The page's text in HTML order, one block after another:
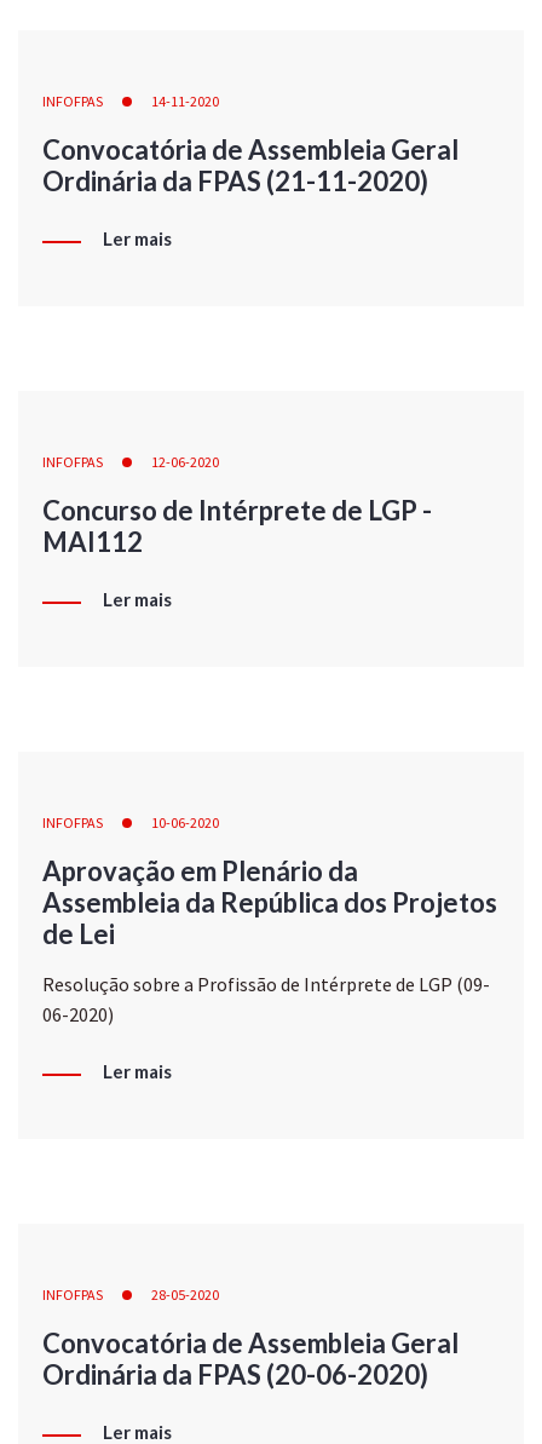
INFOFPAS 14-11-2020
Convocatória de Assembleia Geral
Ordinária da FPAS (21-11-2020)
Ler mais
INFOFPAS 12-06-2020
Concurso de Intérprete de LGP -
MAI112
Ler mais
INFOFPAS 10-06-2020
Aprovação em Plenário da
Assembleia da República dos Projetos
de Lei
Resolução sobre a Profissão de Intérprete de LGP (09-
06-2020)
Ler mais
INFOFPAS 28-05-2020
Convocatória de Assembleia Geral
Ordinária da FPAS (20-06-2020)
Ler mais